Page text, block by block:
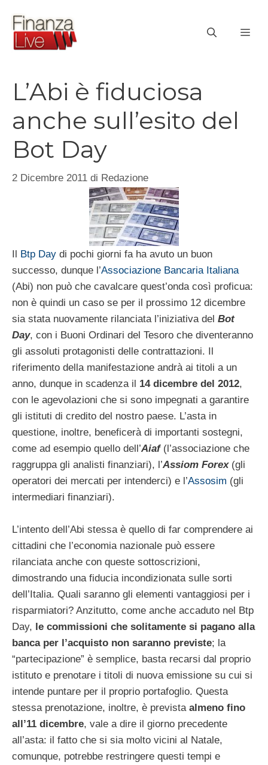
contenuto
L’Abi è fiduciosa
anche sull’esito del
Bot Day
2 Dicembre 2011 di Redazione
Il Btp Day di pochi giorni fa ha avuto un buon
successo, dunque l’Associazione Bancaria Italiana
(Abi) non può che cavalcare quest’onda così proficua:
non è quindi un caso se per il prossimo 12 dicembre
sia stata nuovamente rilanciata l’iniziativa del Bot
Day, con i Buoni Ordinari del Tesoro che diventeranno
gli assoluti protagonisti delle contrattazioni. Il
riferimento della manifestazione andrà ai titoli a un
anno, dunque in scadenza il 14 dicembre del 2012,
con le agevolazioni che si sono impegnati a garantire
gli istituti di credito del nostro paese. L’asta in
questione, inoltre, beneficerà di importanti sostegni,
come ad esempio quello dell’Aiaf(l’associazione che
raggruppa gli analisti finanziari), l’Assiom Forex(gli
operatori dei mercati per intenderci) e l’Assosim (gli
intermediari finanziari).
L’intento dell’Abi stessa è quello di far comprendere ai
cittadini che l’economia nazionale può essere
rilanciata anche con queste sottoscrizioni,
dimostrando una fiducia incondizionata sulle sorti
dell’Italia. Quali saranno gli elementi vantaggiosi per i
risparmiatori? Anzitutto, come anche accaduto nel Btp
Day, le commissioni che solitamente si pagano alla
banca per l’acquisto non saranno previste; la
“partecipazione” è semplice, basta recarsi dal proprio
istituto e prenotare i titoli di nuova emissione su cui si
intende puntare per il proprio portafoglio. Questa
stessa prenotazione, inoltre, è prevista almeno fino
all’11 dicembre, vale a dire il giorno precedente
all’asta: il fatto che si sia molto vicini al Natale,
comunque, potrebbe restringere questi tempi e